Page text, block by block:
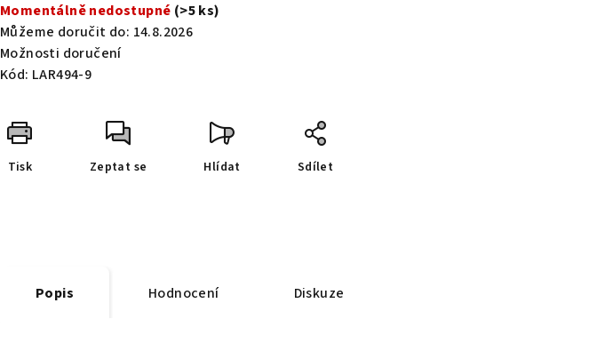
Momentálně nedostupné (>5 ks)
Můžeme doručit do: 14.8.2026
Možnosti doručení
Kód: LAR494-9
Tisk Zeptat se Hlídat Sdílet
Popis Hodnocení Diskuze